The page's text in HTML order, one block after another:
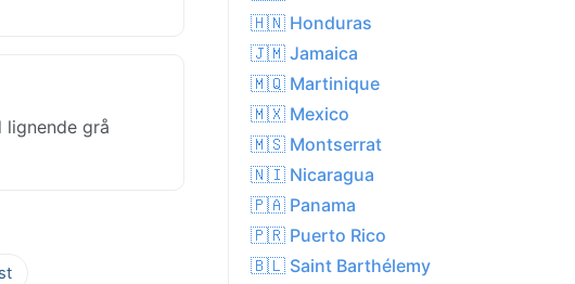
lignende grå
🇭🇳 Honduras
🇯🇲 Jamaica
🇲🇶 Martinique
🇲🇽 Mexico
🇲🇸 Montserrat
🇳🇮 Nicaragua
🇵🇦 Panama
🇵🇷 Puerto Rico
🇧🇱 Saint Barthélemy